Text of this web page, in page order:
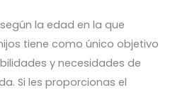
la edad en la que
tiene como único objetivo
y necesidades de
Si les proporcionas el